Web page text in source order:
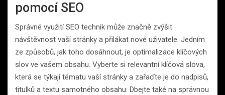
pomocí SEO
Správné využití SEO technik může značně zvýšit
návštěvnost vaší stránky a přilákat nové uživatele. Jedním
ze způsobů, jak toho dosáhnout, je optimalizace klíčových
slov ve vašem obsahu. Vyberte si relevantní klíčová slova,
která se týkají tématu vaší stránky a zařaďte je do nadpisů,
titulků a textu samotného obsahu. Dbejte také na správnou